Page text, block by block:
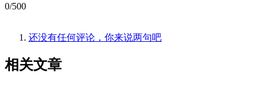
0/500
还没有任何评论，你来说两句吧
相关文章